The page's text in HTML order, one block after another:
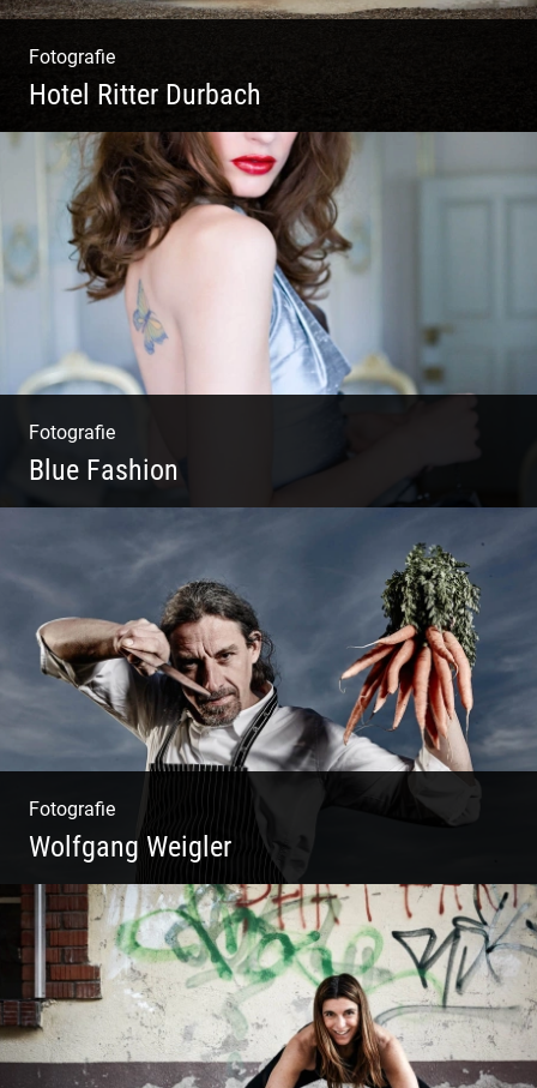
Fotografie
Hotel Ritter Durbach
Matsch|Oldtimer|Männer|Spass
Fotografie
Blue Fashion
Blue Fashion
Fotografie
Wolfgang Weigler
W.U.F.O. Food Orbiter | Event Gastronomie |
Catering Service | Essen & Trinken